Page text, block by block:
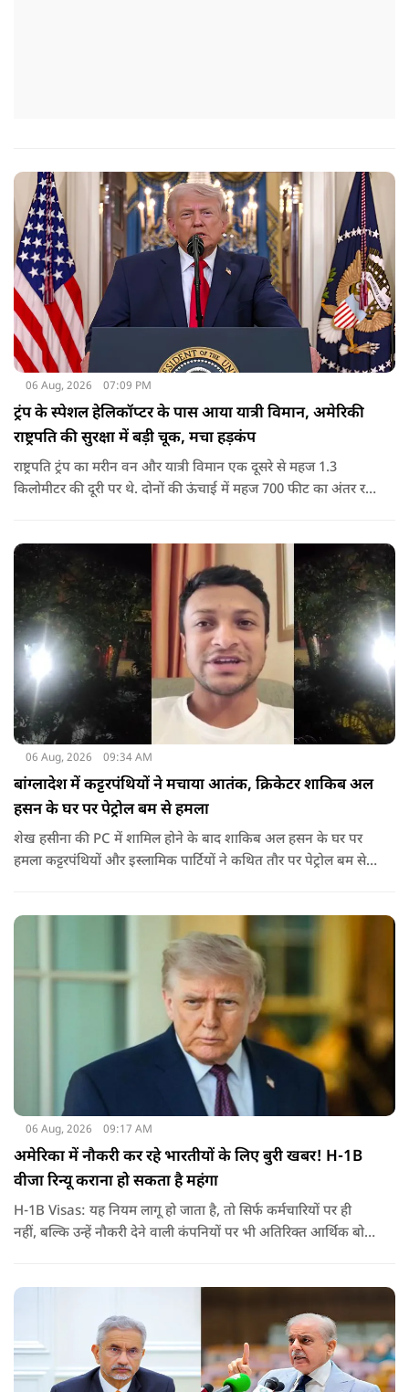
06 Aug, 2026 07:09 PM
ट्रंप के स्पेशल हेलिकॉप्टर के पास आया यात्री विमान, अमेरिकी
राष्ट्रपति की सुरक्षा में बड़ी चूक, मचा हड़कंप
राष्ट्रपति ट्रंप का मरीन वन और यात्री विमान एक दूसरे से महज 1.3
किलोमीटर की दूरी पर थे. दोनों की ऊंचाई में महज 700 फीट का अंतर रह
06 Aug, 2026 09:34 AM
बांग्लादेश में कट्टरपंथियों ने मचाया आतंक, क्रिकेटर शाकिब अल
हसन के घर पर पेट्रोल बम से हमला
शेख हसीना की PC में शामिल होने के बाद शाकिब अल हसन के घर पर
हमला कट्टरपंथियों और इस्लामिक पार्टियों ने कथित तौर पर पेट्रोल बम से
जरिए संबोधन दिया था.
06 Aug, 2026 09:17 AM
अमेरिका में नौकरी कर रहे भारतीयों के लिए बुरी खबर! H-1B
वीजा रिन्यू कराना हो सकता है महंगा
H-1B Visas: यह नियम लागू हो जाता है, तो सिर्फ कर्मचारियों पर ही
नहीं, बल्कि उन्हें नौकरी देने वाली कंपनियों पर भी अतिरिक्त आर्थिक बोझ
वीजा का समय-समय पर नवीनीकरण कराते हैं.